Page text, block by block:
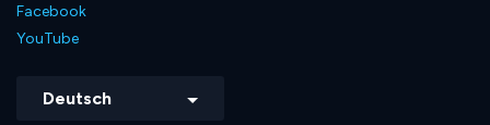
Facebook
YouTube
Deutsch